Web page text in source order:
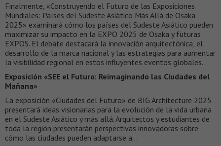
Finalmente, «Construyendo el Futuro de las Exposiciones
Mundiales: Países del Sudeste Asiático Más Allá de Osaka
2025» examinará cómo los países del Sudeste Asiático pueden
maximizar su impacto en la EXPO 2025 de Osaka y futuras
EXPOS. El debate destacará la innovación arquitectónica, el
desarrollo de la marca nacional y las estrategias para aumentar
la visibilidad regional en estos influyentes eventos globales.
Exposición «SEE el Futuro: Reimaginando las Ciudades del
Mañana»
La exposición «Ciudades del Futuro» de BIG Architecture 2025
presentará ideas visionarias para la evolución de la vida urbana
en el Sudeste Asiático y más allá. Arquitectos y estudiantes de
toda la región presentarán perspectivas innovadoras sobre
cómo las ciudades pueden adaptarse a…